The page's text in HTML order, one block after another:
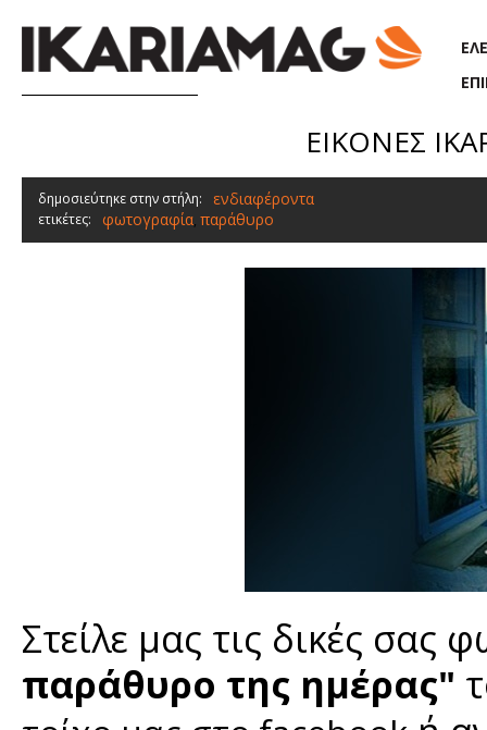
ΕΙΚΟΝΕΣ
δημοσιεύτηκε στην στήλη: ενδιαφέροντα
ετικέτες: φωτογραφία, παράθυρο
Στείλε μας τις δικές σας
παράθυρο της ημέρας"